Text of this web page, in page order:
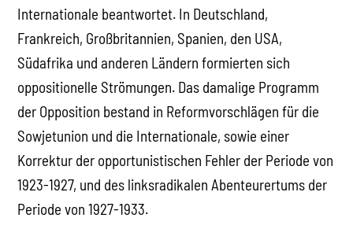
Internationale beantwortet. In Deutschland,
Frankreich, Großbritannien, Spanien, den USA,
Südafrika und anderen Ländern formierten sich
oppositionelle Strömungen. Das damalige Programm
der Opposition bestand in Reformvorschlägen für die
Sowjetunion und die Internationale, sowie einer
Korrektur der opportunistischen Fehler der Periode von
1923-1927, und des linksradikalen Abenteurertums der
Periode von 1927-1933.